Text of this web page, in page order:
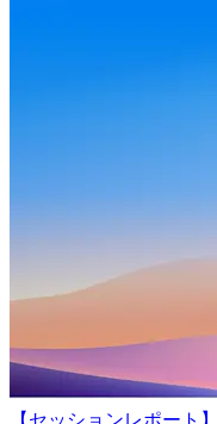
【セッションレポート